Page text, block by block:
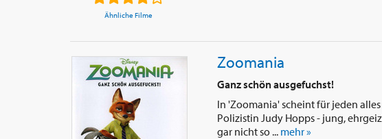
Ähnliche Filme
Zoomania
Ganz schön ausgefuchst!
In 'Zoomania' scheint für jeden
Polizistin Judy Hopps - jung,
gar nicht so ... mehr »